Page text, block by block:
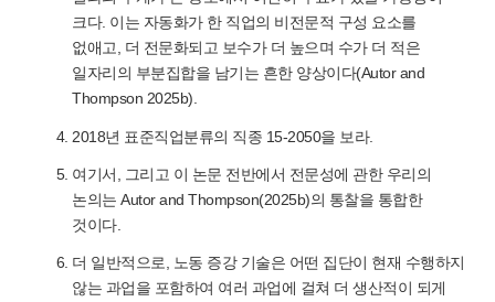
크다. 이는 자동화가 한 직업의 비전문적 구성 요소를
없애고, 더 전문화되고 보수가 더 높으며 수가 더 적은
일자리의 부분집합을 남기는 흔한 양상이다(Autor and
Thompson 2025b).
2018년 표준직업분류의 직종 15-2050을 보라.
여기서, 그리고 이 논문 전반에서 전문성에 관한 우리의
논의는 Autor and Thompson(2025b)의 통찰을 통합한
것이다.
더 일반적으로, 노동 증강 기술은 어떤 집단이 현재 수행하지
않는 과업을 포함하여 여러 과업에 걸쳐 더 생산적이 되게